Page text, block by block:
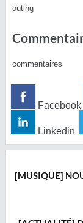
outing
commentaires
Facebook
Linkedin
[MUSIQUE]